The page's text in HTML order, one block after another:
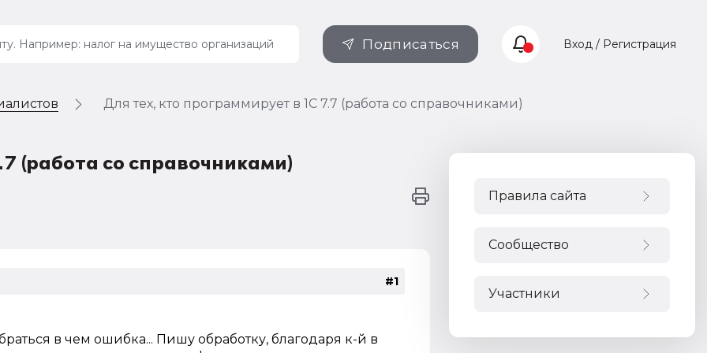
Подписаться Вход / Регистрация
Для тех, кто программирует в 1С 7.7 (работа со справочниками)
(работа со справочниками)
#1
в чем ошибка... Пишу обработку, благодаря к-й в
Правила сайта
Сообщество
Участники